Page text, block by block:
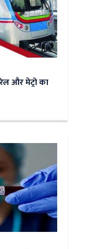
और मेट्रो का